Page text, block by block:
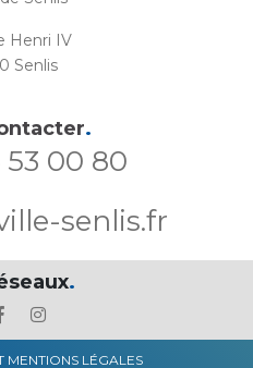
Henri IV
Senlis
.
00 80
senlis.fr
.
MENTIONS LÉGALES